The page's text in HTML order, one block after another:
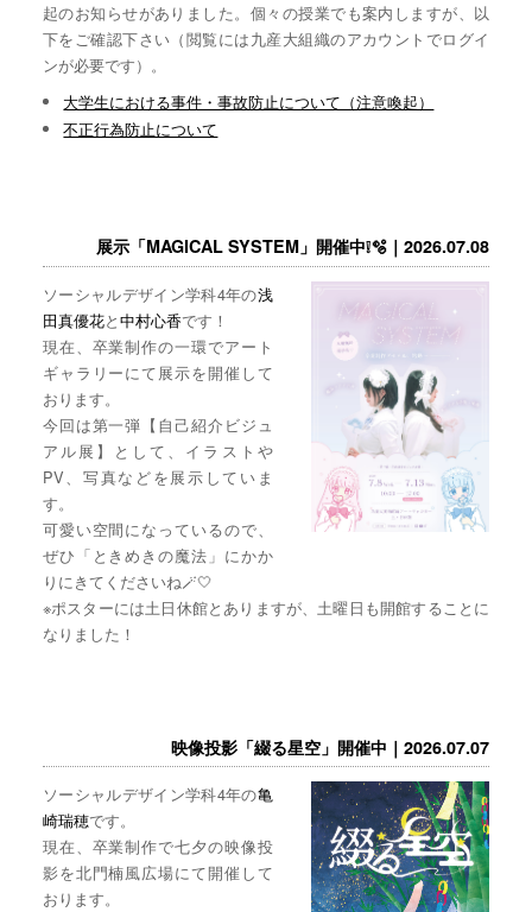
起のお知らせがありました。個々の授業でも案内しますが、以
下をご確認下さい（閲覧には九産大組織のアカウントでログイ
ンが必要です）。
大学生における事件・事故防止について（注意喚起）
不正行為防止について
展示「MAGICAL SYSTEM」開催中❕🫧｜2026.07.08
ソーシャルデザイン学科4年の浅
田真優花と中村心香です！
現在、卒業制作の一環でアート
ギャラリーにて展示を開催して
おります。
今回は第一弾【自己紹介ビジュ
アル展】として、イラストや
PV、写真などを展示していま
す。
可愛い空間になっているので、
ぜひ「ときめきの魔法」にかか
りにきてくださいね🪄🤍
※ポスターには土日休館とありますが、土曜日も開館することに
なりました！
映像投影「綴る星空」開催中｜2026.07.07
ソーシャルデザイン学科4年の亀
崎瑞穂です。
現在、卒業制作で七夕の映像投
影を北門楠風広場にて開催して
おります。